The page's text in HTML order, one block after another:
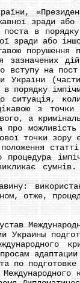
зради
в
зради або
порушення
зазначених
вступу на
України
в порядку
коли
з
а
точки зору
статті
процедура
отже,
по